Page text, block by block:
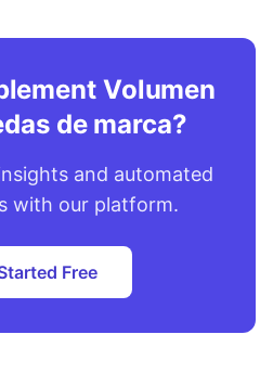
Volumen
de marca?
and automated
with our platform.
Free